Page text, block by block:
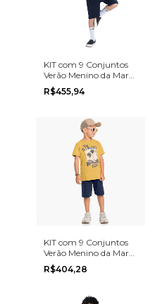
KIT com 9 Conjuntos
Verão Menino da Marca
Elian na grade do 10 ao
16
R$455,94
KIT com 9 Conjuntos
Verão Menino da Marca
Romitex na grade do
10 ao 14
R$404,28